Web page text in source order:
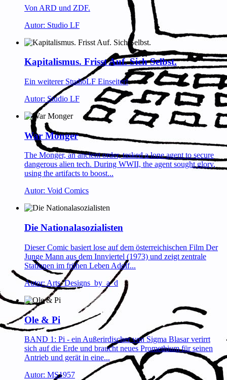
Von ARD und ZDF.
Autor: Studio LF
Kapitalismus. Frisst Auf. Sich Selbst.
Ein weiterer StudioLF Einseiter!
Autor: Studio LF
War Monger
The Monger, an ancient order, tasked a lone agent to secure
dangerous alien tech. During WWII, the agent sought glory,
using the artifacts to boost...
Autor: Void Comics
Die Nationalasozialisten
Dieser Comic basiert lose auf dem österreichischen Film Der
Junge Mann aus dem Innviertel (1973) und zeigt zentrale
Stationen im frühen Leben Adolf...
Autor: Arts_Designs_by_a_d
Ole & Pi
BAND 1: Pi - ein Außerirdischer von Sigma Blasar verirrt
sich auf die Erde und braucht neues Promethium für seinen
Antrieb und gerät in eine...
Autor: MS1957